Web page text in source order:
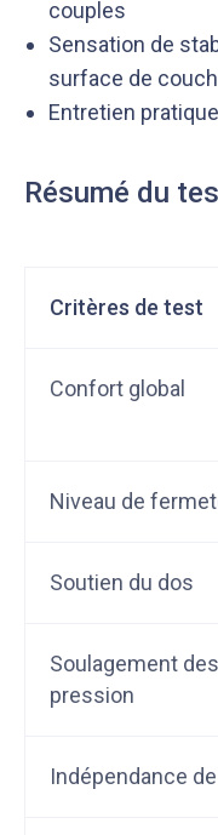
couples
Sensation de
surface de
Entretien
Résumé du
Critères de test
Confort global
Niveau de
Soutien du dos
Soulagement
pression
Indépendance